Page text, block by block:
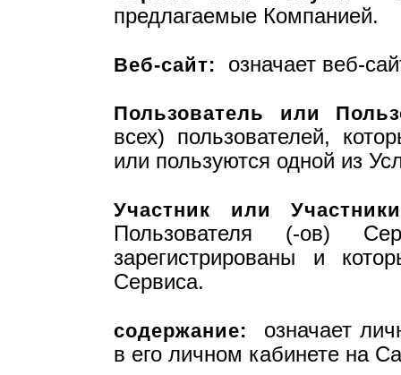
предлагаемые Компанией.
Веб-сайт: означает веб-
Пользователь или
всех) пользователей,
или пользуются одной из
Участник или
Пользователя (-ов)
зарегистрированы и
Сервиса.
содержание: означает
в его личном кабинете на